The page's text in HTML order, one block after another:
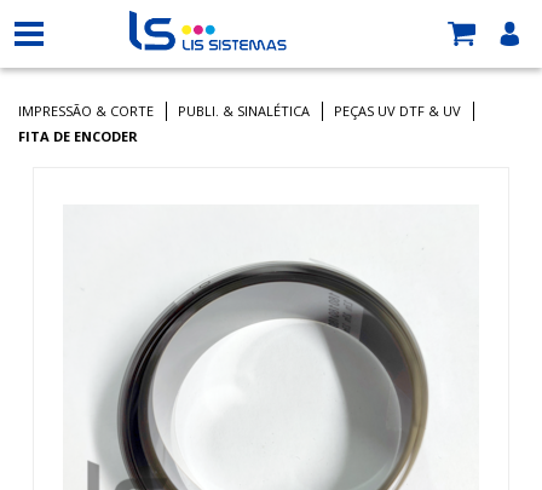
IMPRESSÃO & CORTE PUBLI. & SINALÉTICA
PEÇAS UV DTF & UV
FITA DE ENCODER